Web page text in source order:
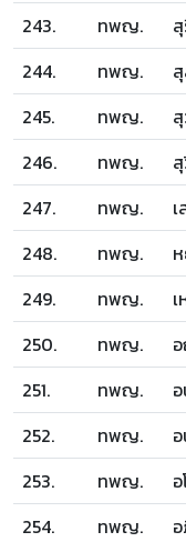
243.
ทพญ.
244.
ทพญ.
245.
ทพญ.
246.
ทพญ.
247.
ทพญ.
248.
ทพญ.
249.
ทพญ.
250.
ทพญ.
251.
ทพญ.
252.
ทพญ.
253.
ทพญ.
254.
ทพญ.